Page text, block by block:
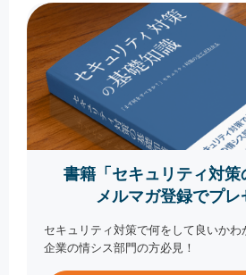
書籍「セキュリティ対策
メルマガ登録でプレ
セキュリティ対策で何をして良いかわ
企業の情シス部門の方必見！